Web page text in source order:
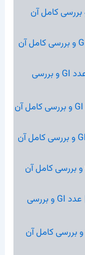
شاخص گلیسمی برنج قهوه‌ ای خام | عدد GI و بررسی
شاخص گلیسمی نان جو دوسر پخته | عدد GI و بررسی